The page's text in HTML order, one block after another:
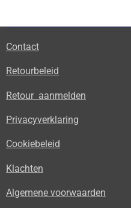
Contact
Retourbeleid
Retour aanmelden
Privacyverklaring
Cookiebeleid
Klachten
Algemene voorwaarden